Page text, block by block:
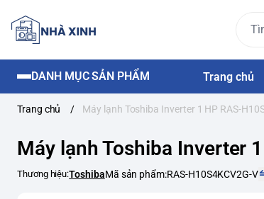
DANH MỤC SẢN PHẨM Trang chủ
Trang chủ / Máy lạnh Toshiba Inverter 1 HP RAS-
Máy lạnh Toshiba Inverter
Thương hiệu:ToshibaMã sản phẩm:RAS-H10S4KCV2G-V